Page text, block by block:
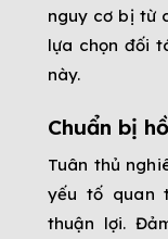
nguy cơ bị từ
lựa chọn đối
này.
Chuẩn bị
Tuân thủ
yếu tố quan
thuận lợi.